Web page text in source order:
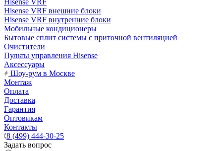
Hisense VRF
Hisense VRF внешние блоки
Hisense VRF внутренние блоки
Мобильные кондиционеры
Бытовые сплит системы с приточной вентиляцией
Очистители
Пульты управления Hisense
Аксессуары
Шоу-рум в Москве
Монтаж
Оплата
Доставка
Гарантия
Оптовикам
Контакты
8 (499) 444-30-25
Задать вопрос